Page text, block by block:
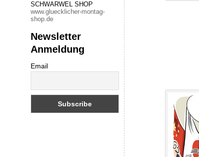
SCHWARWEL SHOP
www.gluecklicher-montag-
shop.de
Newsletter
Anmeldung
Email